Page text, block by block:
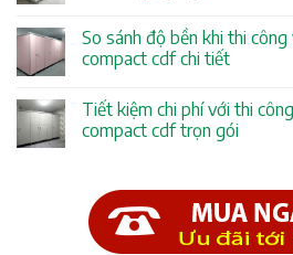
So sánh độ bền khi thi công
compact cdf chi tiết
Tiết kiệm chi phí với thi
compact cdf trọn gói